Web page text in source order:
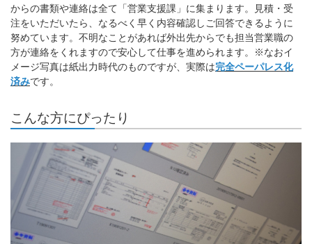
からの書類や連絡は全て「営業支援課」に集まります。見積・受
注をいただいたら、なるべく早く内容確認しご回答できるように
努めています。不明なことがあれば外出先からでも担当営業職の
方が連絡をくれますので安心して仕事を進められます。※なおイ
メージ写真は紙出力時代のものですが、実際は完全ペーパレス化
済みです。
こんな方にぴったり